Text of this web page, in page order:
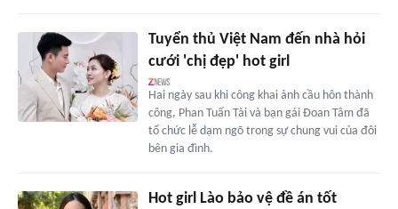
Tuyển thủ Việt Nam đến nhà hỏi
cưới 'chị đẹp' hot girl
Hai ngày sau khi công khai ảnh cầu hôn thành
công, Phan Tuấn Tài và bạn gái Đoan Tâm đã
tổ chức lễ dạm ngõ trong sự chung vui của đôi
bên gia đình.
Hot girl Lào bảo vệ đề án tốt